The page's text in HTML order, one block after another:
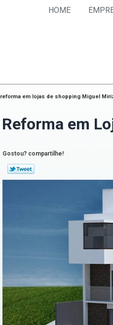
HOME
reforma em lojas de shopping Miguel
Reforma em
Gostou? compartilhe!